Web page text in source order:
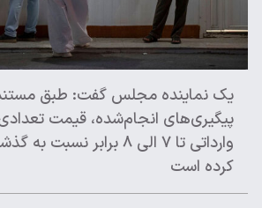
یک نماینده مجلس گفت: طبق
پیگیری‌های انجام‌شده، قیمت تعدادی
وارداتی تا ۷ الی ۸ برابر
کرده است